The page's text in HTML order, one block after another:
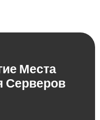
Места
Серверов